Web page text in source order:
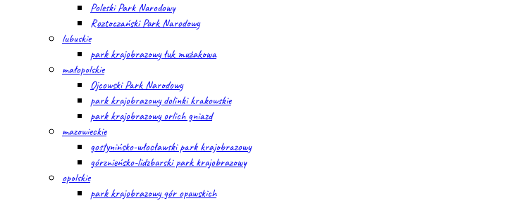
Poleski Park Narodowy
Roztoczański Park Narodowy
lubuskie
park krajobrazowy łuk mużakowa
małopolskie
Ojcowski Park Narodowy
park krajobrazowy dolinki krakowskie
park krajobrazowy orlich gniazd
mazowieckie
gostynińsko-włocławski park krajobrazowy
górznieńsko-lidzbarski park krajobrazowy
opolskie
park krajobrazowy gór opawskich